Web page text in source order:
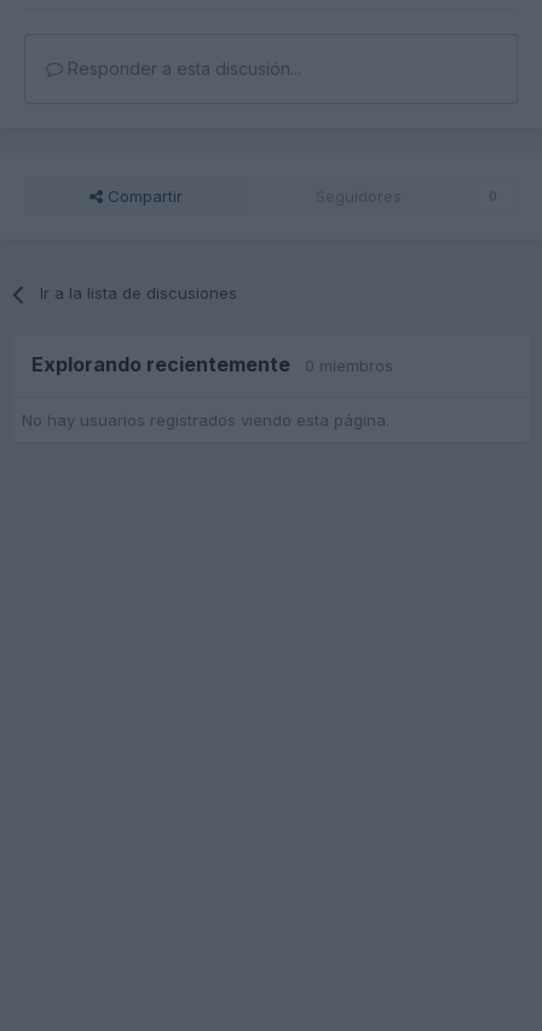
Responder a esta discusión...
Compartir Seguidores 0
Ir a la lista de discusiones
Explorando recientemente 0 miembros
No hay usuarios registrados viendo esta página.